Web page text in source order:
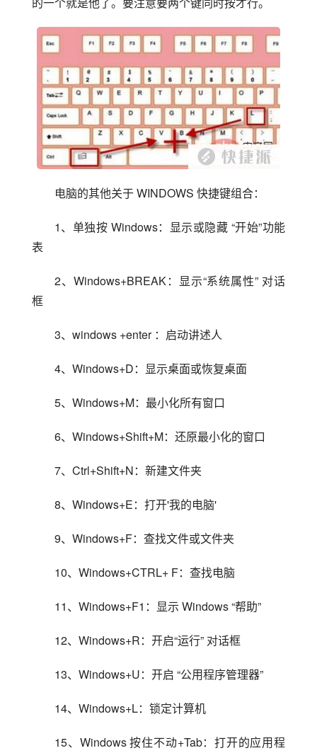
电脑的其他关于 WINDOWS 快捷键组合：
1、单独按 Windows：显示或隐藏 “开始”功能
表
2、Windows+BREAK：显示“系统属性” 对话
框
3、windows +enter ：启动讲述人
4、Windows+D：显示桌面或恢复桌面
5、Windows+M：最小化所有窗口
6、Windows+Shift+M：还原最小化的窗口
7、Ctrl+Shift+N：新建文件夹
8、Windows+E：打开'我的电脑'
9、Windows+F：查找文件或文件夹
10、Windows+CTRL+ F：查找电脑
11、Windows+F1：显示 Windows “帮助”
12、Windows+R：开启“运行” 对话框
13、Windows+U：开启 “公用程序管理器”
14、Windows+L：锁定计算机
15、Windows 按住不动+Tab：打开的应用程